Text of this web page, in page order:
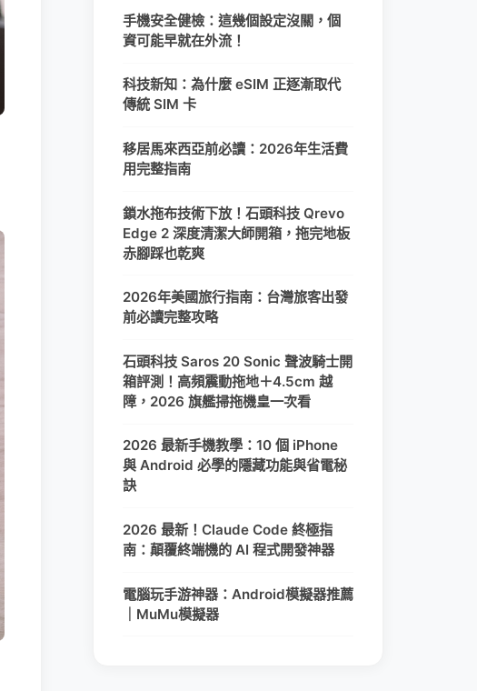
手機安全健檢：這幾個設定沒關，個
資可能早就在外流！
科技新知：為什麼 eSIM 正逐漸取代
傳統 SIM 卡
移居馬來西亞前必讀：2026年生活費
用完整指南
鎖水拖布技術下放！石頭科技 Qrevo
Edge 2 深度清潔大師開箱，拖完地板
赤腳踩也乾爽
2026年美國旅行指南：台灣旅客出發
前必讀完整攻略
石頭科技 Saros 20 Sonic 聲波騎士開
箱評測！高頻震動拖地＋4.5cm 越
障，2026 旗艦掃拖機皇一次看
2026 最新手機教學：10 個 iPhone
與 Android 必學的隱藏功能與省電秘
訣
2026 最新！Claude Code 終極指
南：顛覆終端機的 AI 程式開發神器
電腦玩手游神器：Android模擬器推薦
｜MuMu模擬器